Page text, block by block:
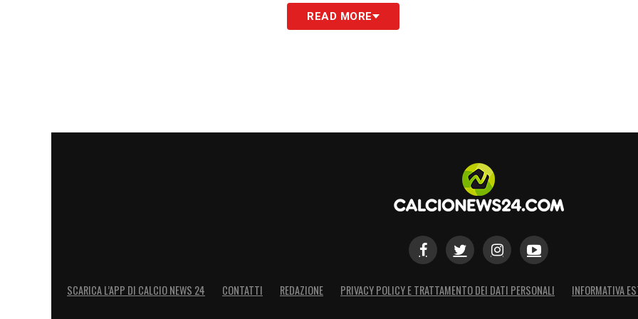
cosa avevamo fatto, ma anche che si ripartiva da zero. Dopo lo zero a zero col Parma era
Potevamo avere dei punti in più ma è un momento che possiamo risolvere. Il gruppo c’è
e abbiamo fame e possiamo andare a caccia dell’Europa anche quest’anno».
READ MORE
SCARICA L’APP DI CALCIO NEWS 24 CONTATTI REDAZIONE PRIVACY POLICY E TRATTAMENTO DEI DATI PERSONALI INFORMATIVA